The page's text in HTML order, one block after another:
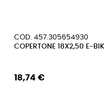
COD. 457.305654930
COPERTONE 18X2,50 E-
18,74 €